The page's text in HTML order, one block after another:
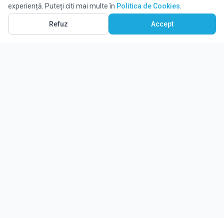
experiență. Puteți citi mai multe în Politica de Cookies
Refuz Accept